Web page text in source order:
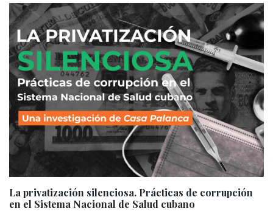
La privatización silenciosa. Prácticas de corrupción
en el Sistema Nacional de Salud cubano